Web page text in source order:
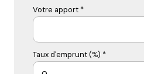
Votre apport *
Taux d'emprunt (%) *